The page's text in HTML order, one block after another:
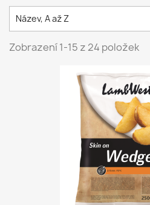
Název, A až Z
Zobrazení 1-15 z 24 položek